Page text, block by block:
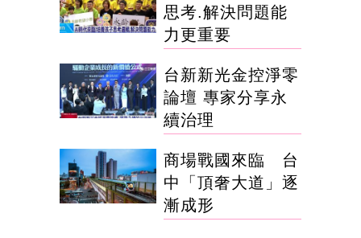
思考.解決問題能
力更重要
台新新光金控淨零
論壇 專家分享永
續治理
商場戰國來臨 台
中「頂奢大道」逐
漸成形